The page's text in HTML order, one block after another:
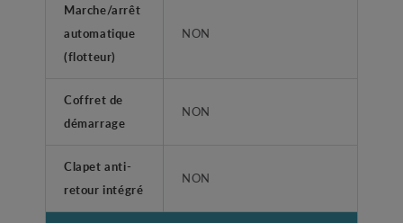
Marche/arrêt
automatique
(flotteur)
NON
Coffret de
démarrage
NON
Clapet anti-
retour intégré
NON